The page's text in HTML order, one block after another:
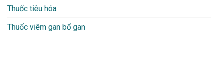
Thuốc tiêu hóa
Thuốc viêm gan bổ gan